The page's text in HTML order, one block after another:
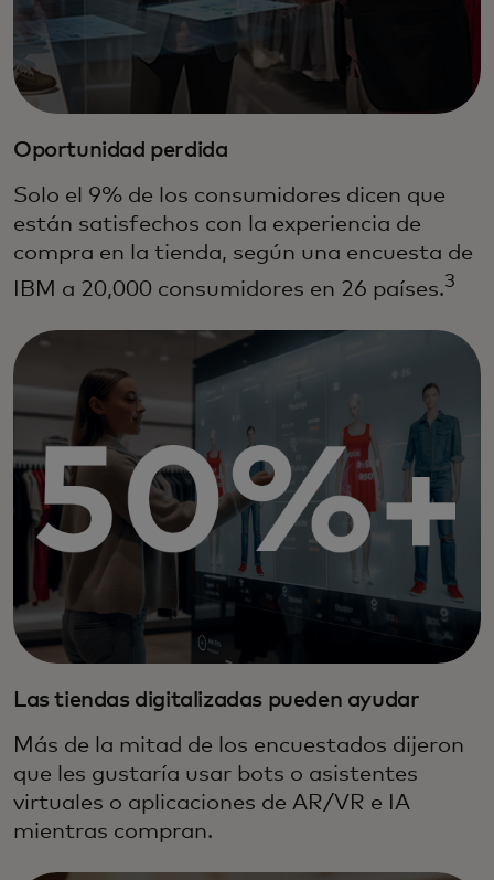
Oportunidad perdida
Solo el 9% de los consumidores dicen que
están satisfechos con la experiencia de
compra en la tienda, según una encuesta de
IBM a 20,000 consumidores en 26 países.3
Las tiendas digitalizadas pueden ayudar
Más de la mitad de los encuestados dijeron
que les gustaría usar bots o asistentes
virtuales o aplicaciones de AR/VR e IA
mientras compran.